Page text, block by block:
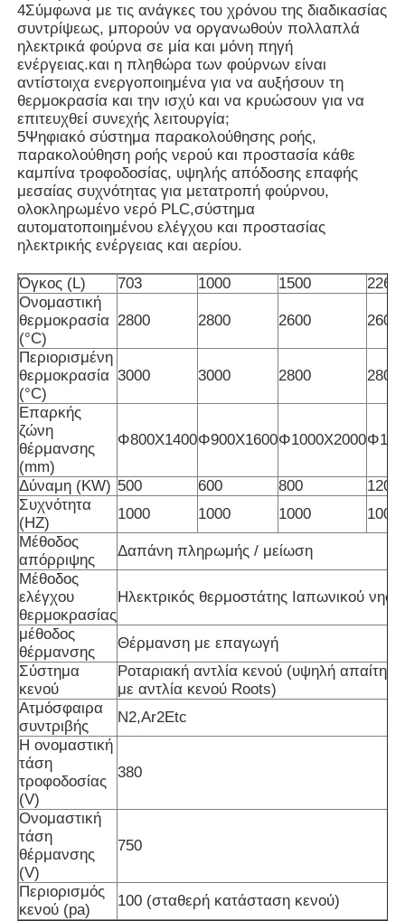
Περίπου εμείς
Γύρος εργοστασίων
Ποιοτικός έλεγχος
Μας ελάτε σε επαφή με
Ειδήσεις
Περιπτώσεις
Ζητήστε ένα απόσπασμα
Κενός λειώνοντας φούρνος επαγωγής
βιομηχανικός λειώνοντας φούρνος
Φούρνος λιώσεως αλουμινίου
Φούρνος συγκόλλησης υπό κενό
μετριάζοντας φούρνος γυαλιού
Φούρνος πλάσματος τόξου
κατώτατος φούρνος αυτοκινήτων
Υψηλής θερμοκρασίας φούρνος
Βιομηχανικός Λέβητας Ζεστού Νερού
4Σύμφωνα με τις ανάγκες του χρόνου της διαδικασίας
συντρίψεως, μπορούν να οργανωθούν πολλαπλά
ηλεκτρικά φούρνα σε μία και μόνη πηγή
ενέργειας.και η πληθώρα των φούρνων είναι
αντίστοιχα ενεργοποιημένα για να αυξήσουν τη
θερμοκρασία και την ισχύ και να κρυώσουν για να
επιτευχθεί συνεχής λειτουργία;
5Ψηφιακό σύστημα παρακολούθησης ροής,
παρακολούθηση ροής νερού και προστασία κάθε
καμπίνα τροφοδοσίας, υψηλής απόδοσης επαφής
μεσαίας συχνότητας για μετατροπή φούρνου,
ολοκληρωμένο νερό PLC,σύστημα
αυτοματοποιημένου ελέγχου και προστασίας
ηλεκτρικής ενέργειας και αερίου.
Όγκος (L) 703 1000 1500
2260
Ονομαστική
θερμοκρασία
(°C)
2800 2800 2600 2600
Περιορισμένη
θερμοκρασία
(°C)
3000 3000 2800 2800
Επαρκής
ζώνη
θέρμανσης
(mm)
Φ800X1400Φ900X1600Φ1000X2000
Δύναμη (KW) 500 600 800
1200
Συχνότητα
(HZ)
1000 1000 1000
1000
Μέθοδος
απόρριψης
Δαπάνη πληρωμής / μείωση
Μέθοδος
ελέγχου
θερμοκρασίας
Ηλεκτρικός θερμοστάτης Ιαπωνικού
μέθοδος
θέρμανσης
Θέρμανση με επαγωγή
Σύστημα
κενού
Ροταριακή αντλία κενού (υψηλή
με αντλία κενού Roots)
Ατμόσφαιρα
συντριβής
N2,Ar2Etc
Η ονομαστική
τάση
τροφοδοσίας
(V)
380
Ονομαστική
τάση
θέρμανσης
(V)
750
Περιορισμός
κενού (pa)
100 (σταθερή κατάσταση κενού)